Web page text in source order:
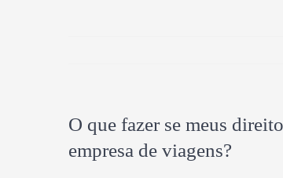
O que fazer se meus
empresa de viagens?